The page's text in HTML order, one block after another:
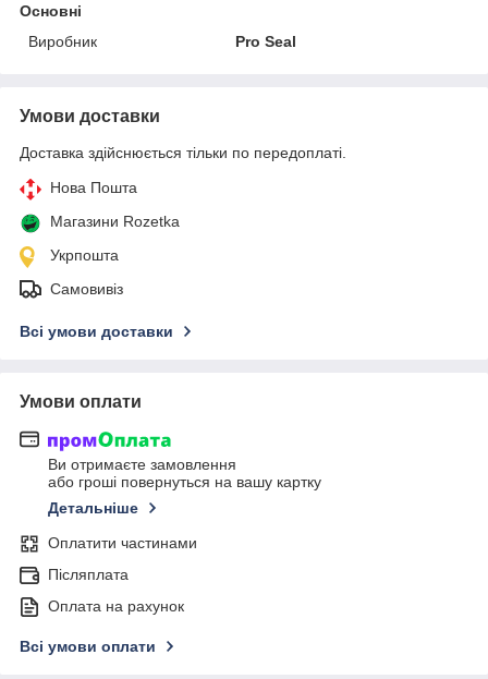
Основні
Виробник
Pro Seal
Умови доставки
Доставка здійснюється тільки по передоплаті.
Нова Пошта
Магазини Rozetka
Укрпошта
Самовивіз
Всі умови доставки
Умови оплати
Ви отримаєте замовлення
або гроші повернуться на вашу картку
Детальніше
Оплатити частинами
Післяплата
Оплата на рахунок
Всі умови оплати